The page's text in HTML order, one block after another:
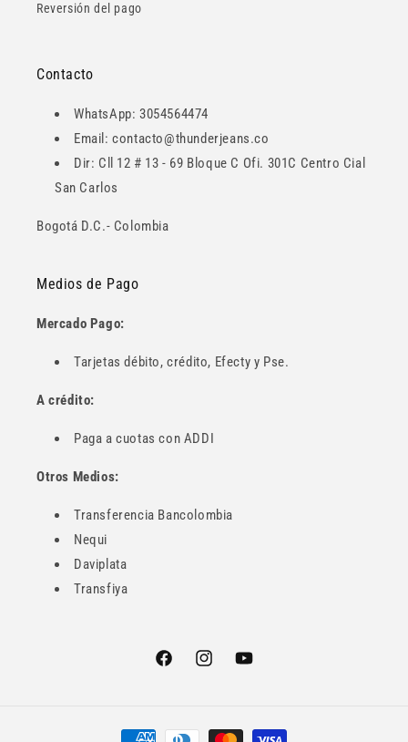
Reversión del pago
Contacto
WhatsApp: 3054564474
Email: contacto@thunderjeans.co
Dir: Cll 12 # 13 - 69 Bloque C Ofi. 301C Centro Cial
San Carlos
Bogotá D.C.- Colombia
Medios de Pago
Mercado Pago:
Tarjetas débito, crédito, Efecty y Pse.
A crédito:
Paga a cuotas con ADDI
Otros Medios:
Transferencia Bancolombia
Nequi
Daviplata
Transfiya
FacebookInstagramYouTube
Formas